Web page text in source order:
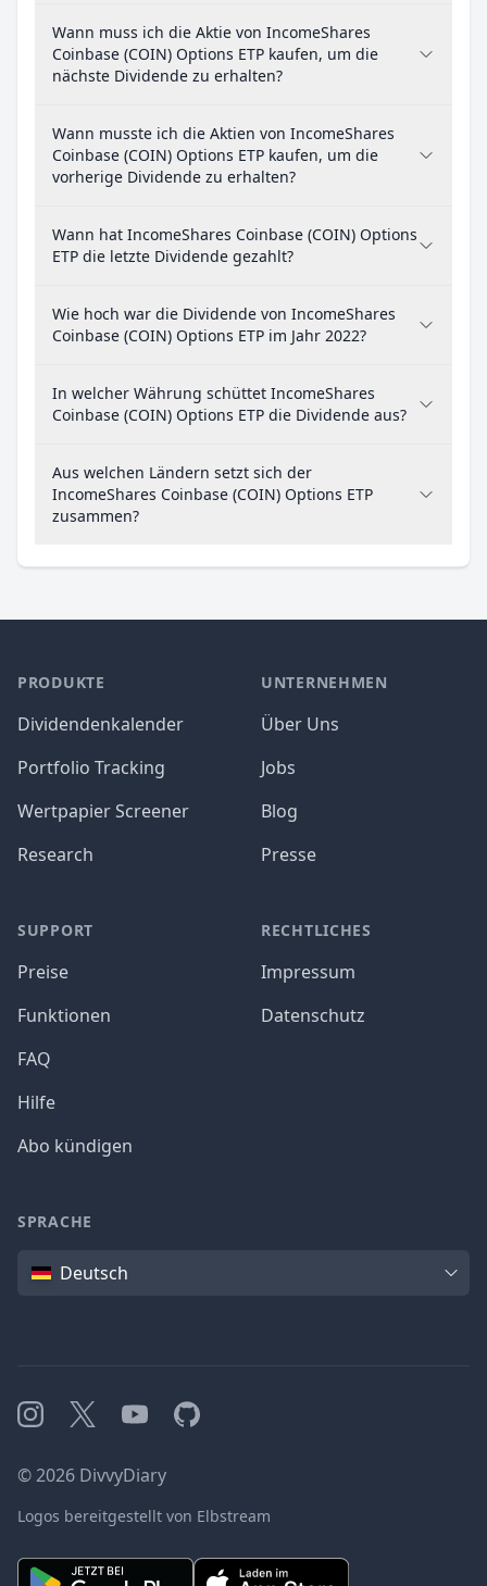
Wann muss ich die Aktie von IncomeShares
Coinbase (COIN) Options ETP kaufen, um die
nächste Dividende zu erhalten?
Wann musste ich die Aktien von IncomeShares
Coinbase (COIN) Options ETP kaufen, um die
vorherige Dividende zu erhalten?
Wann hat IncomeShares Coinbase (COIN) Options
ETP die letzte Dividende gezahlt?
Wie hoch war die Dividende von IncomeShares
Coinbase (COIN) Options ETP im Jahr 2022?
In welcher Währung schüttet IncomeShares
Coinbase (COIN) Options ETP die Dividende aus?
Aus welchen Ländern setzt sich der
IncomeShares Coinbase (COIN) Options ETP
zusammen?
PRODUKTE
Dividendenkalender
Portfolio Tracking
Wertpapier Screener
Research
SUPPORT
Preise
Funktionen
FAQ
Hilfe
Abo kündigen
UNTERNEHMEN
Über Uns
Jobs
Blog
Presse
RECHTLICHES
Impressum
Datenschutz
SPRACHE
SpracheDeutsch
Instagram
X YouTubeGitHub
©2026 DivvyDiary
Logos bereitgestellt von Elbstream